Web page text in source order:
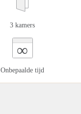
3 kamers
∞
Onbepaalde tijd